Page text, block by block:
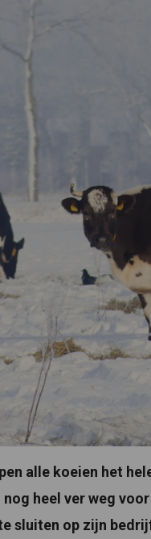
alle koeien het
heel ver weg
sluiten op zijn